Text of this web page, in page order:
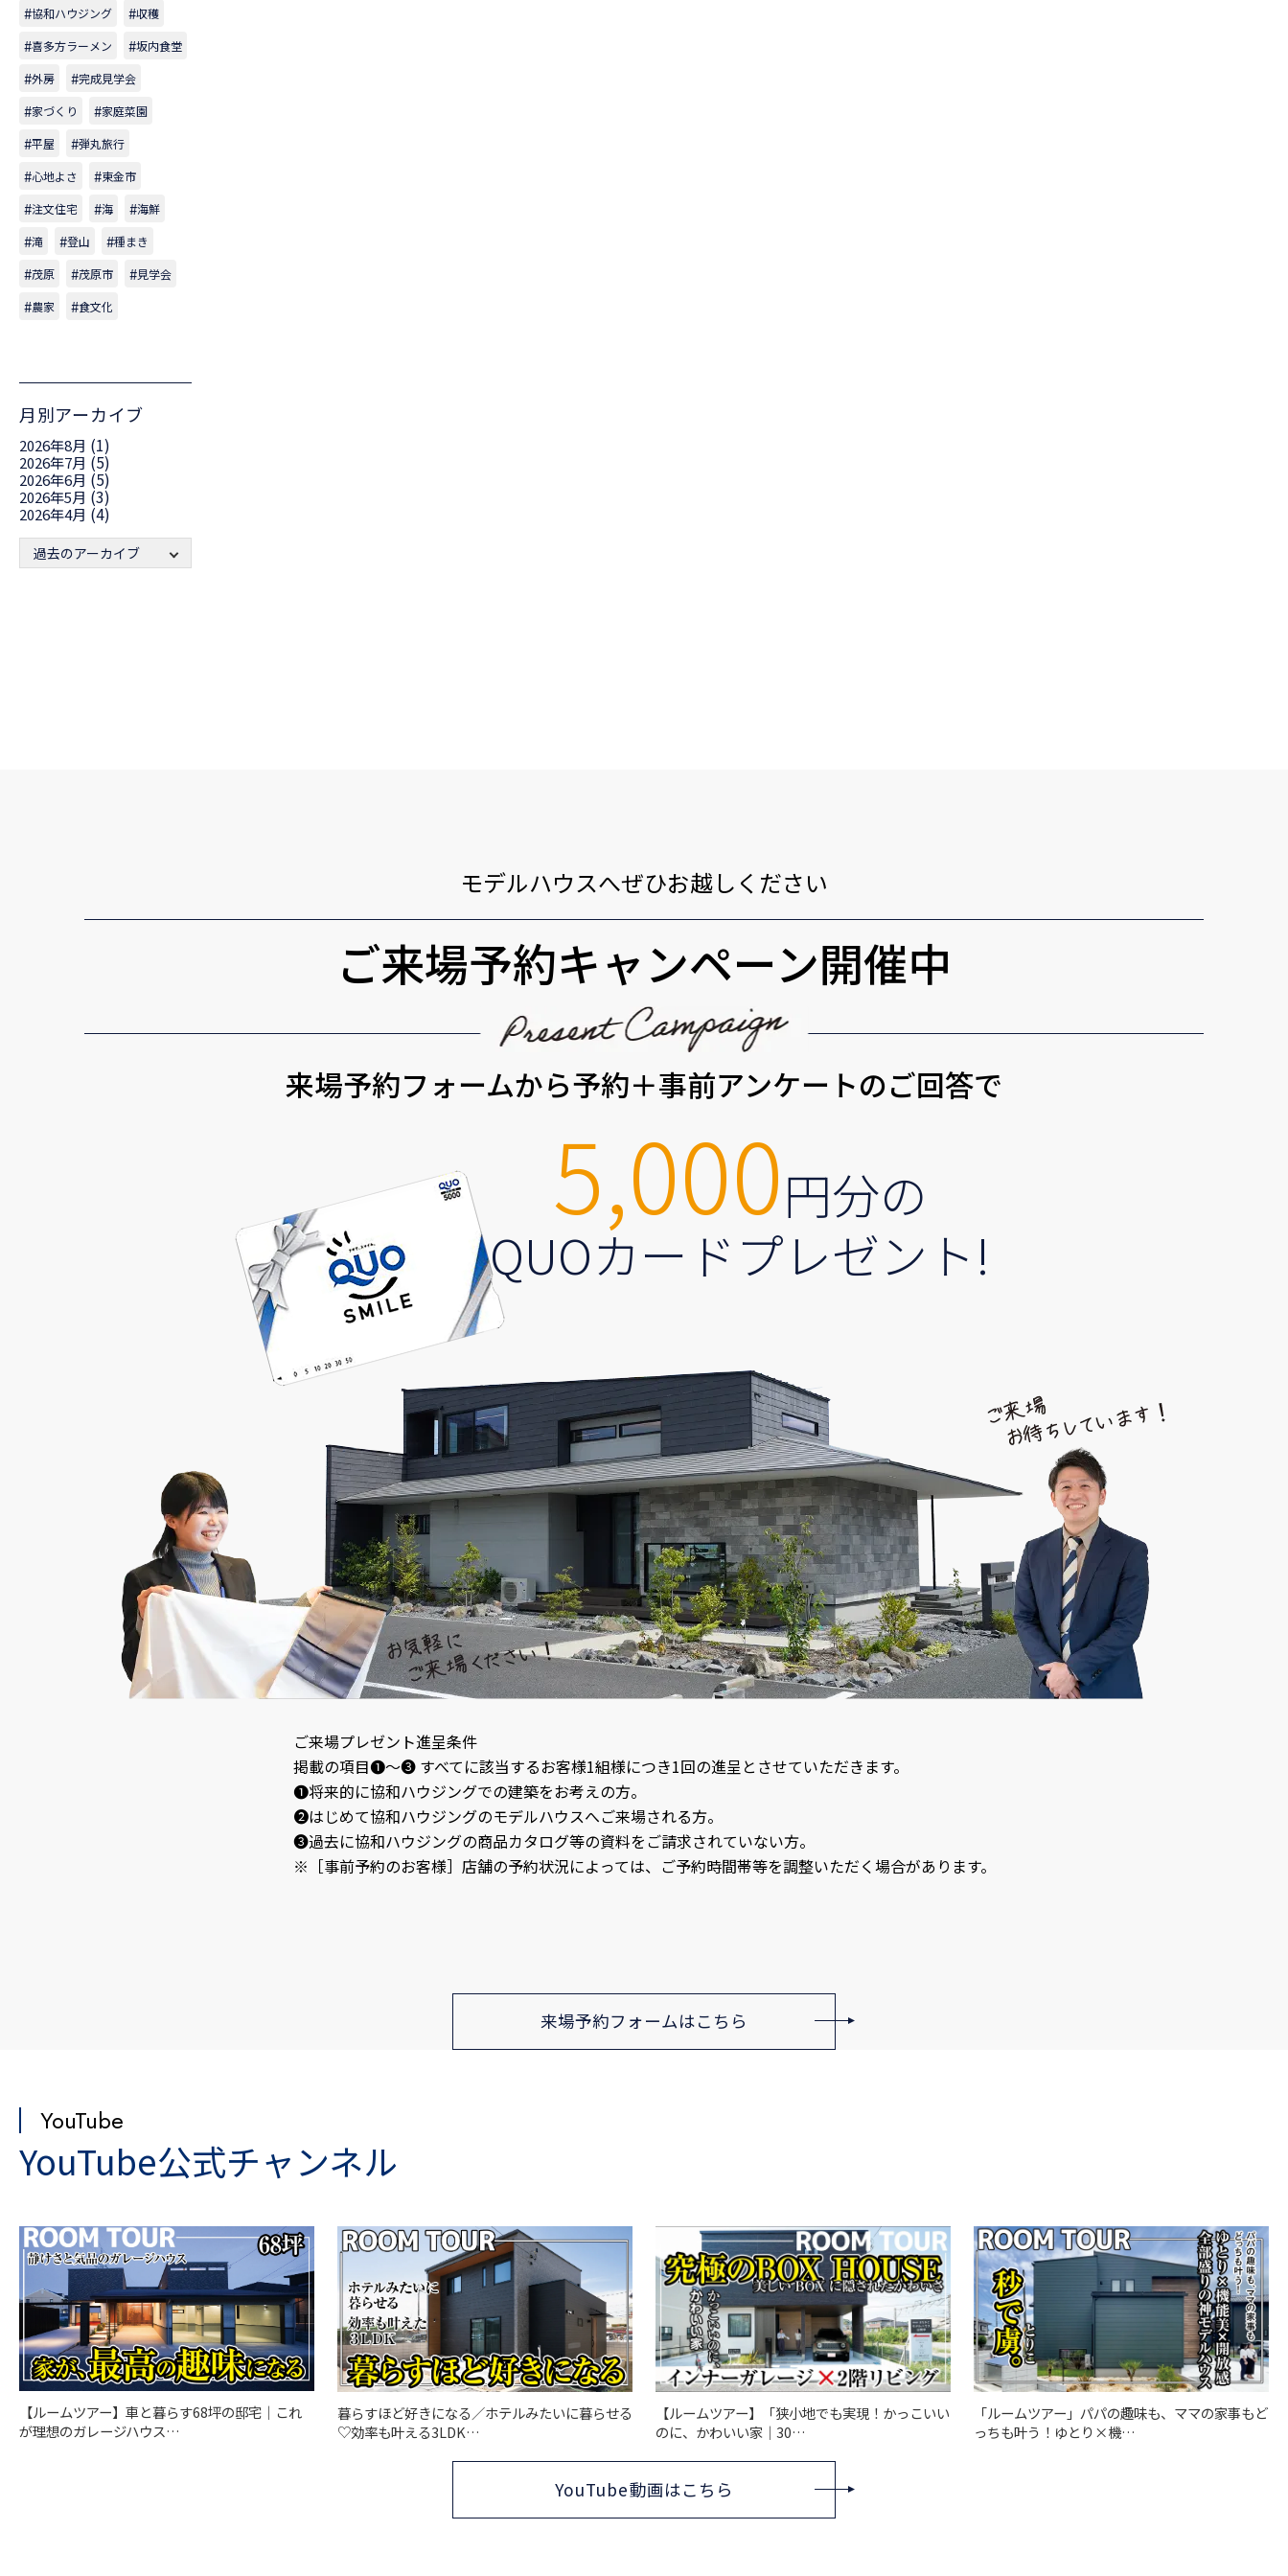
協和ハウジング
収穫
喜多方ラーメン
坂内食堂
外房
完成見学会
家づくり
家庭菜園
平屋
弾丸旅行
心地よさ
東金市
注文住宅
海
海鮮
滝
登山
種まき
茂原
茂原市
見学会
農家
食文化
月別アーカイブ
2026年8月 (1)
2026年7月 (5)
2026年6月 (5)
2026年5月 (3)
2026年4月 (4)
過去のアーカイブ
モデルハウスへぜひお越しください
ご来場予約キャンペーン開催中
来場予約フォームから予約＋事前アンケートのご回答で
5,000円分の
QUOカードプレゼント!
ご来場プレゼント進呈条件
掲載の項目❶～❸ すべてに該当するお客様1組様につき1回の進呈とさせていただきます。
❶将来的に協和ハウジングでの建築をお考えの方。
❷はじめて協和ハウジングのモデルハウスへご来場される方。
❸過去に協和ハウジングの商品カタログ等の資料をご請求されていない方。
※［事前予約のお客様］店舗の予約状況によっては、ご予約時間帯等を調整いただく場合があります。
来場予約フォームはこちら
YouTube
YouTube公式チャンネル
【ルームツアー】車と暮らす68坪の邸宅｜これ
が理想のガレージハウス…
暮らすほど好きになる／ホテルみたいに暮らせる
♡効率も叶える3LDK…
【ルームツアー】「狭小地でも実現！かっこいい
のに、かわいい家｜30…
「ルームツアー」パパの趣味も、ママの家事もど
っちも叶う！ゆとり×機…
YouTube動画はこちら